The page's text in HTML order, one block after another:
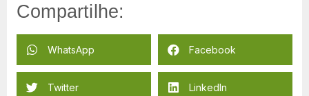
Compartilhe:
WhatsApp Facebook
Twitter LinkedIn